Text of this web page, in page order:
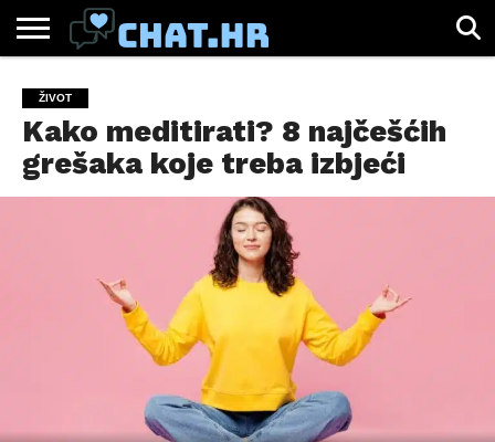
CHAT.HR
ZABAVA
ŽIVOT
VIRALNO
ŽIVOT
Kako meditirati? 8 najčešćih
grešaka koje treba izbjeći